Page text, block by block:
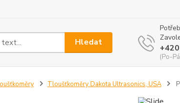
Hledat
(Po-
Tloušťkoměry Dakota Ultrasonics, USA